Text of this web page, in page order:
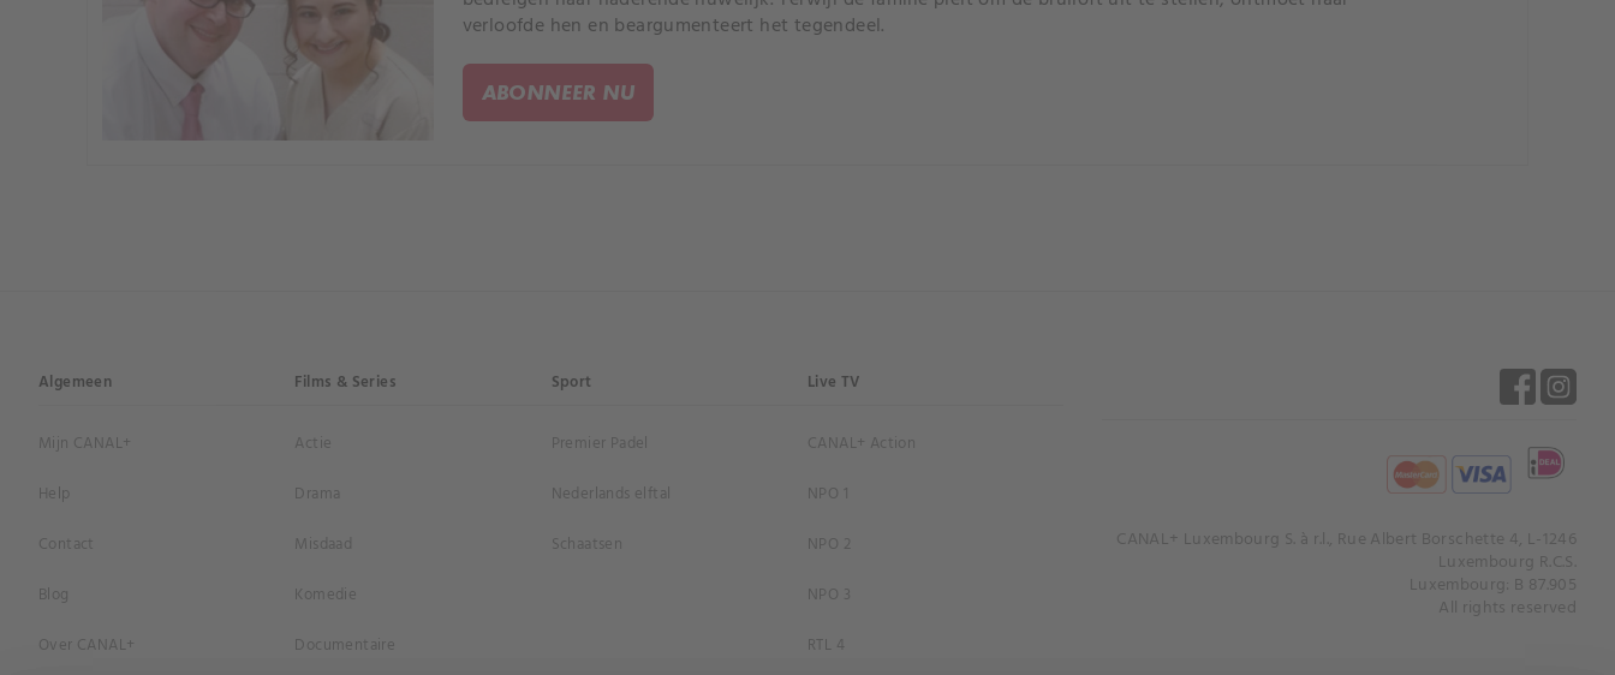
verloofde hen en beargumenteert het tegendeel.
ABONNEER NU
Algemeen
Mijn CANAL+
Help
Contact
Blog
Over CANAL+
Films & Series
Actie
Drama
Misdaad
Komedie
Documentaire
Sport
Premier Padel
Nederlands elftal
Schaatsen
Live TV
CANAL+ Action
NPO 1
NPO 2
NPO 3
RTL 4
CANAL+ Luxembourg S. à r.l., Rue Albert Borschette 4, L-1246
Luxembourg R.C.S.
Luxembourg: B 87.905
All rights reserved